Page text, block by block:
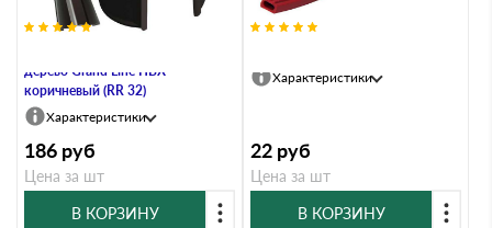
дерево Grand Line ПВХ
коричневый (RR 32)
Характеристики
186 руб
Цена за шт
В КОРЗИНУ
Характеристики
22 руб
Цена за шт
В КОРЗИНУ